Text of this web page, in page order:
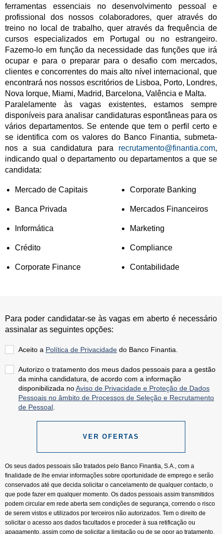
ferramentas essenciais no desenvolvimento pessoal e
profissional dos nossos colaboradores, quer através do
treino no local de trabalho, quer através da frequência de
cursos especializados em Portugal ou no estrangeiro.
Fazemo-lo em função da necessidade das funções que irá
ocupar e para o preparar para o desafio com mercados,
clientes e concorrentes do mais alto nível internacional, que
encontrará nos nossos escritórios de Lisboa, Porto, Londres,
Nova Iorque, Miami, Madrid, Barcelona, Valência e Malta.
Paralelamente às vagas existentes, estamos sempre
disponíveis para analisar candidaturas espontâneas para os
vários departamentos. Se entende que tem o perfil certo e
se identifica com os valores do Banco Finantia, submeta-
nos a sua candidatura para recrutamento@finantia.com,
indicando qual o departamento ou departamentos a que se
candidata:
Mercado de Capitais Corporate Banking
Banca Privada Mercados Financeiros
Informática Marketing
Crédito Compliance
Corporate Finance Contabilidade
Para poder candidatar-se às vagas em aberto é necessário
assinalar as seguintes opções:
Aceito a Política de Privacidade do Banco Finantia.
Autorizo o tratamento dos meus dados pessoais para a gestão
da minha candidatura, de acordo com a informação
disponibilizada noAviso de Privacidade e Proteção de Dados
Pessoais no âmbito de Processos de Seleção e Recrutamento
de Pessoal
VER OFERTAS
Os seus dados pessoais são tratados pelo Banco Finantia, S.A., com a
finalidade de lhe enviar informações sobre oportunidade de emprego e serão
conservados até que decida solicitar o cancelamento de qualquer contacto, o
que pode fazer em qualquer momento. Os dados pessoais assim transmitidos
podem circular em rede aberta sem condições de segurança, correndo o risco
de serem vistos e utilizados por terceiros não autorizados. Tem o direito de
solicitar o acesso aos dados facultados e proceder à sua retificação ou
apagamento, assim como de solicitar a limitação ou de se opor ao tratamento.